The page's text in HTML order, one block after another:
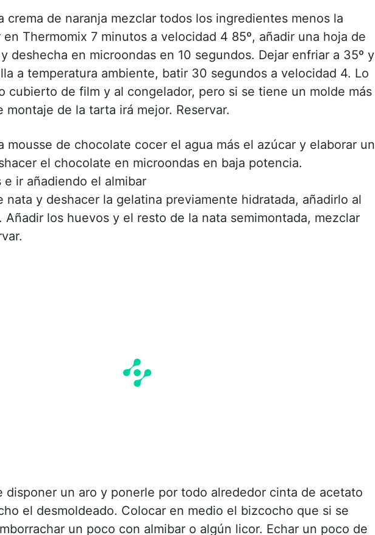
crema de naranja mezclar todos los ingredientes menos la
Thermomix 7 minutos a velocidad 4 85º, añadir una hoja de
deshecha en microondas en 10 segundos. Dejar enfriar a 35º y
a temperatura ambiente, batir 30 segundos a velocidad 4. Lo
cubierto de film y al congelador, pero si se tiene un molde más
montaje de la tarta irá mejor. Reservar.
mousse de chocolate cocer el agua más el azúcar y elaborar un
el chocolate en microondas en baja potencia.
ir añadiendo el almibar
nata y deshacer la gelatina previamente hidratada, añadirlo al
los huevos y el resto de la nata semimontada, mezclar
disponer un aro y ponerle por todo alrededor cinta de acetato
el desmoldeado. Colocar en medio el bizcocho que si se
un poco con almibar o algún licor. Echar un poco de